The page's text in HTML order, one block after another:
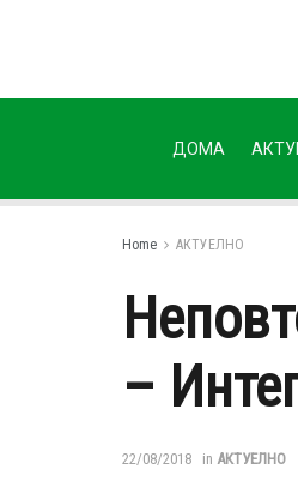
ДОМА
Home АКТУЕЛНО
–
22/08/2018 in АКТУЕЛНО